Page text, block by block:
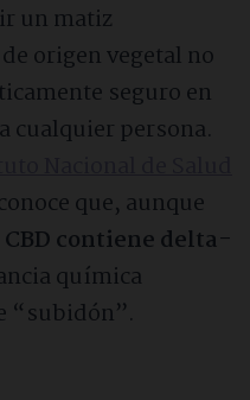
un matiz
origen vegetal no
seguro en
cualquier persona.
que, aunque
contiene delta-
química
“subidón”.